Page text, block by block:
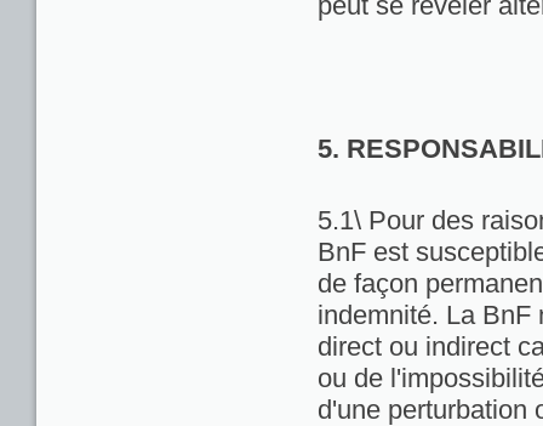
5.
5.1\ Pour des
BnF est
de façon
indemnité. La BnF
direct ou indirect
ou de
d'une perturbation